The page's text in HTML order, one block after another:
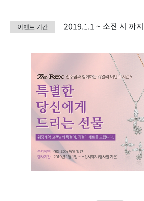
이벤트 기간 2019.1.1 ~ 소진 시 까지